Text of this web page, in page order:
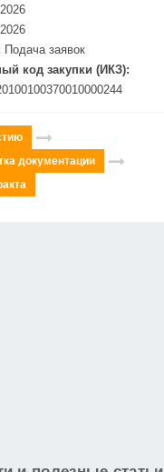
Подача заявок
код закупки (ИКЗ):
документации